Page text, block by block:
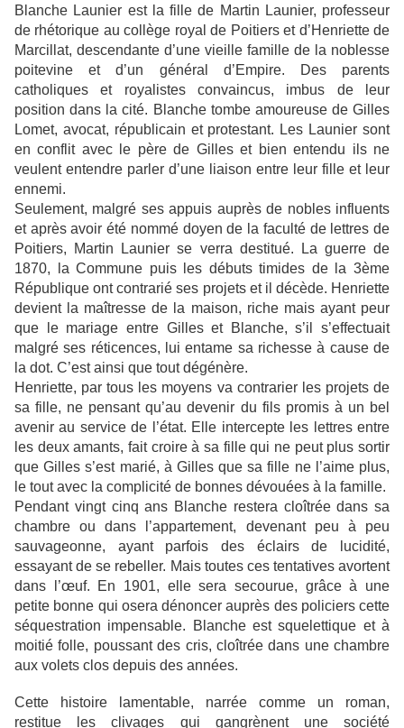
Blanche Launier est la fille de Martin Launier, professeur
de rhétorique au collège royal de Poitiers et d’Henriette de
Marcillat, descendante d’une vieille famille de la noblesse
poitevine et d’un général d’Empire. Des parents
catholiques et royalistes convaincus, imbus de leur
position dans la cité. Blanche tombe amoureuse de Gilles
Lomet, avocat, républicain et protestant. Les Launier sont
en conflit avec le père de Gilles et bien entendu ils ne
veulent entendre parler d’une liaison entre leur fille et leur
ennemi.
Seulement, malgré ses appuis auprès de nobles influents
et après avoir été nommé doyen de la faculté de lettres de
Poitiers, Martin Launier se verra destitué. La guerre de
1870, la Commune puis les débuts timides de la 3ème
République ont contrarié ses projets et il décède. Henriette
devient la maîtresse de la maison, riche mais ayant peur
que le mariage entre Gilles et Blanche, s’il s’effectuait
malgré ses réticences, lui entame sa richesse à cause de
la dot. C’est ainsi que tout dégénère.
Henriette, par tous les moyens va contrarier les projets de
sa fille, ne pensant qu’au devenir du fils promis à un bel
avenir au service de l’état. Elle intercepte les lettres entre
les deux amants, fait croire à sa fille qui ne peut plus sortir
que Gilles s’est marié, à Gilles que sa fille ne l’aime plus,
le tout avec la complicité de bonnes dévouées à la famille.
Pendant vingt cinq ans Blanche restera cloîtrée dans sa
chambre ou dans l’appartement, devenant peu à peu
sauvageonne, ayant parfois des éclairs de lucidité,
essayant de se rebeller. Mais toutes ces tentatives avortent
dans l’œuf. En 1901, elle sera secourue, grâce à une
petite bonne qui osera dénoncer auprès des policiers cette
séquestration impensable. Blanche est squelettique et à
moitié folle, poussant des cris, cloîtrée dans une chambre
aux volets clos depuis des années.
Cette histoire lamentable, narrée comme un roman,
restitue les clivages qui gangrènent une société